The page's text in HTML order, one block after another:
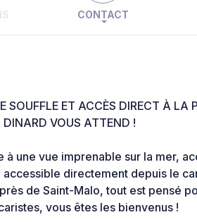
CONTACT
SOUFFLE ET ACCÈS DIRECT À LA
VOUS ATTEND !
une vue imprenable sur la mer,
directement depuis le
de Saint-Malo, tout est pensé
vous êtes les bienvenus !